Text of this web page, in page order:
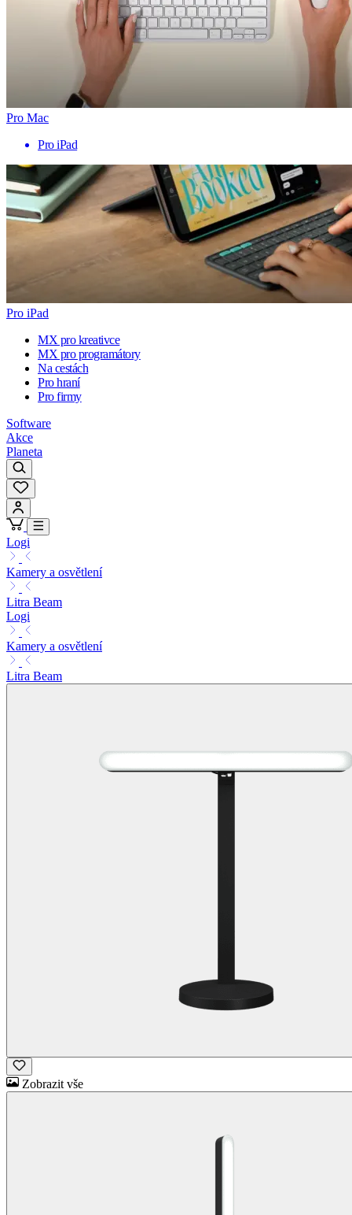
Pro Mac
Pro iPad
Pro iPad
MX pro kreativce
MX pro programátory
Na cestách
Pro hraní
Pro firmy
Software
Akce
Planeta
Logi
Kamery a osvětlení
Litra Beam
Logi
Kamery a osvětlení
Litra Beam
Zobrazit vše